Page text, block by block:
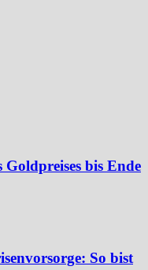
Goldpreises bis Ende
So bist